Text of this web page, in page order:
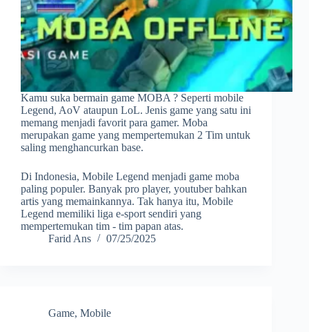
Kamu suka bermain game MOBA ? Seperti mobile
Legend, AoV ataupun LoL. Jenis game yang satu ini
memang menjadi favorit para gamer. Moba
merupakan game yang mempertemukan 2 Tim untuk
saling menghancurkan base.
Di Indonesia, Mobile Legend menjadi game moba
paling populer. Banyak pro player, youtuber bahkan
artis yang memainkannya. Tak hanya itu, Mobile
Legend memiliki liga e-sport sendiri yang
mempertemukan tim - tim papan atas.
Farid Ans
07/25/2025
Game, Mobile